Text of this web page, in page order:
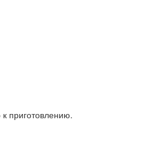
приготовлению.